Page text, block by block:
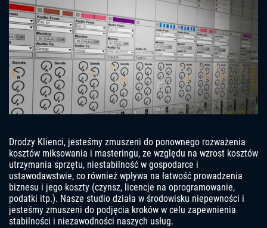
Drodzy Klienci, jesteśmy zmuszeni do ponownego rozważenia
kosztów miksowania i masteringu, ze względu na wzrost kosztów
utrzymania sprzętu, niestabilność w gospodarce i
ustawodawstwie, co również wpływa na łatwość prowadzenia
biznesu i jego koszty (czynsz, licencje na oprogramowanie,
podatki itp.). Nasze studio działa w środowisku niepewności i
jesteśmy zmuszeni do podjęcia kroków w celu zapewnienia
stabilności i niezawodności naszych usług.